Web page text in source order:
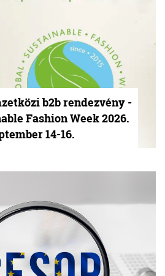
b2b rendezvény -
Fashion Week 2026.
14-16.